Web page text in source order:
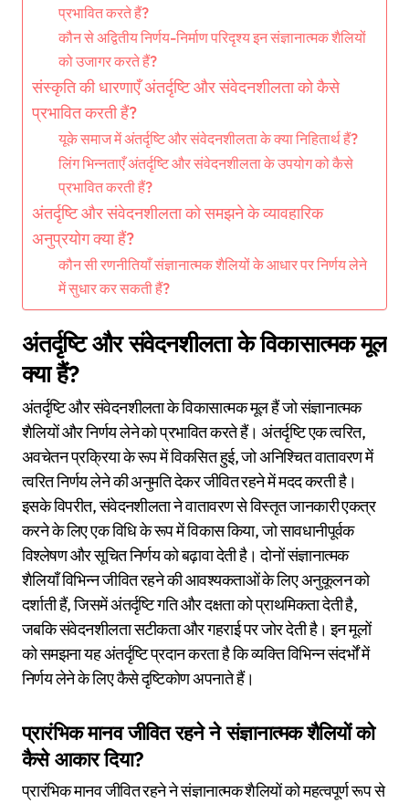
प्रभावित करते हैं?
कौन से अद्वितीय निर्णय-निर्माण परिदृश्य इन संज्ञानात्मक शैलियों
को उजागर करते हैं?
संस्कृति की धारणाएँ अंतर्दृष्टि और संवेदनशीलता को कैसे
प्रभावित करती हैं?
यूके समाज में अंतर्दृष्टि और संवेदनशीलता के क्या निहितार्थ हैं?
लिंग भिन्नताएँ अंतर्दृष्टि और संवेदनशीलता के उपयोग को कैसे
प्रभावित करती हैं?
अंतर्दृष्टि और संवेदनशीलता को समझने के व्यावहारिक
अनुप्रयोग क्या हैं?
कौन सी रणनीतियाँ संज्ञानात्मक शैलियों के आधार पर निर्णय लेने
में सुधार कर सकती हैं?
अंतर्दृष्टि और संवेदनशीलता के विकासात्मक मूल
क्या हैं?
अंतर्दृष्टि और संवेदनशीलता के विकासात्मक मूल हैं जो संज्ञानात्मक
शैलियों और निर्णय लेने को प्रभावित करते हैं। अंतर्दृष्टि एक त्वरित,
अवचेतन प्रक्रिया के रूप में विकसित हुई, जो अनिश्चित वातावरण में
त्वरित निर्णय लेने की अनुमति देकर जीवित रहने में मदद करती है।
इसके विपरीत, संवेदनशीलता ने वातावरण से विस्तृत जानकारी एकत्र
करने के लिए एक विधि के रूप में विकास किया, जो सावधानीपूर्वक
विश्लेषण और सूचित निर्णय को बढ़ावा देती है। दोनों संज्ञानात्मक
शैलियाँ विभिन्न जीवित रहने की आवश्यकताओं के लिए अनुकूलन को
दर्शाती हैं, जिसमें अंतर्दृष्टि गति और दक्षता को प्राथमिकता देती है,
जबकि संवेदनशीलता सटीकता और गहराई पर जोर देती है। इन मूलों
को समझना यह अंतर्दृष्टि प्रदान करता है कि व्यक्ति विभिन्न संदर्भों में
निर्णय लेने के लिए कैसे दृष्टिकोण अपनाते हैं।
प्रारंभिक मानव जीवित रहने ने संज्ञानात्मक शैलियों को
कैसे आकार दिया?
प्रारंभिक मानव जीवित रहने ने संज्ञानात्मक शैलियों को महत्वपूर्ण रूप से